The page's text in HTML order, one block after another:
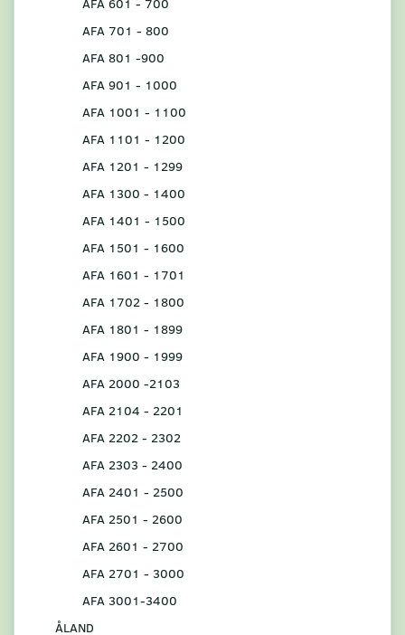
AFA 701 - 800
AFA 801 -900
AFA 901 - 1000
AFA 1001 - 1100
AFA 1101 - 1200
AFA 1201 - 1299
AFA 1300 - 1400
AFA 1401 - 1500
AFA 1501 - 1600
AFA 1601 - 1701
AFA 1702 - 1800
AFA 1801 - 1899
AFA 1900 - 1999
AFA 2000 -2103
AFA 2104 - 2201
AFA 2202 - 2302
AFA 2303 - 2400
AFA 2401 - 2500
AFA 2501 - 2600
AFA 2601 - 2700
AFA 2701 - 3000
AFA 3001-3400
ÅLAND